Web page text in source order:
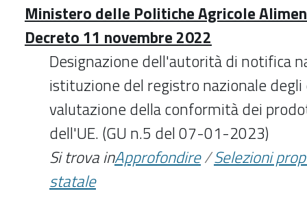
Ministero delle Politiche Agricole
Decreto 11 novembre 2022
Designazione dell'autorità di notifica
istituzione del registro nazionale
valutazione della conformità dei
dell'UE. (GU n.5 del 07-01-2023)
Si trova inApprofondire/Selezioni
statale